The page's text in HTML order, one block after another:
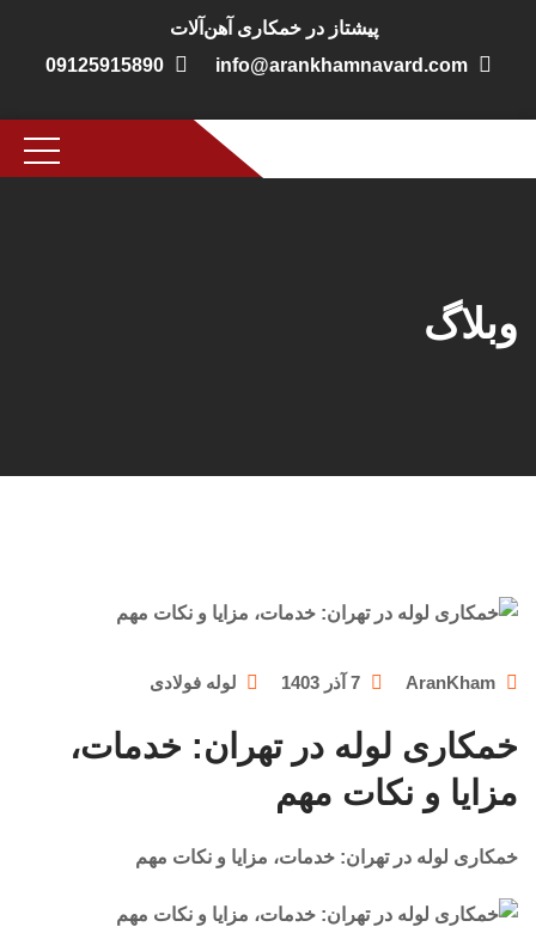
پیشتاز در خمکاری آهن‌آلات
info@arankhamnavard.com
09125915890
وبلاگ
AranKham 7 آذر 1403 لوله فولادی
خمکاری لوله در تهران: خدمات،
مزایا و نکات مهم
خمکاری لوله در تهران: خدمات، مزایا و نکات مهم